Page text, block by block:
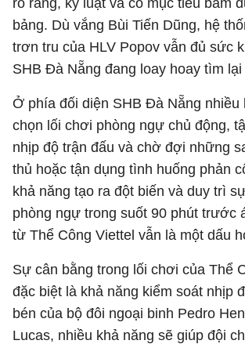
rõ ràng, kỷ luật và có mục tiêu bám
bảng. Dù vắng Bùi Tiến Dũng, hệ
trơn tru của HLV Popov vẫn đủ sức
SHB Đà Nẵng đang loay hoay tìm
Ở phía đối diện SHB Đà Nẵng nhiều
chọn lối chơi phòng ngự chủ động,
nhịp độ trận đấu và chờ đợi những
thủ hoặc tận dụng tình huống phản
khả năng tạo ra đột biến và duy trì
phòng ngự trong suốt 90 phút trước
từ Thể Công Viettel vẫn là một dấu
Sự cân bằng trong lối chơi của Thể
đặc biệt là khả năng kiểm soát nhịp
bén của bộ đôi ngoại binh Pedro
Lucas, nhiều khả năng sẽ giúp đội